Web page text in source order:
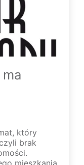
który
brak